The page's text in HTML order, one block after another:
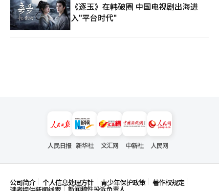
《逐玉》在韩破圈 中国电视剧出海进
入"平台时代"
人民日报 新华社 文汇网 中新社 人民网
公司简介 个人信息处理方针 青少年保护政策 著作权规定
新闻稿件投诉负责人